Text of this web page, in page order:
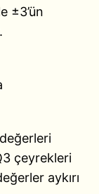
±3’ün
değerleri
çeyrekleri
aykırı